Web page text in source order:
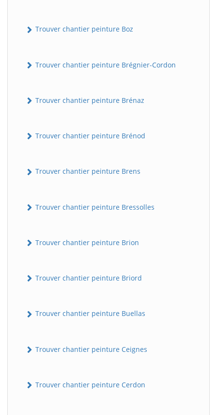
Trouver chantier peinture Boz
Trouver chantier peinture Brégnier-Cordon
Trouver chantier peinture Brénaz
Trouver chantier peinture Brénod
Trouver chantier peinture Brens
Trouver chantier peinture Bressolles
Trouver chantier peinture Brion
Trouver chantier peinture Briord
Trouver chantier peinture Buellas
Trouver chantier peinture Ceignes
Trouver chantier peinture Cerdon